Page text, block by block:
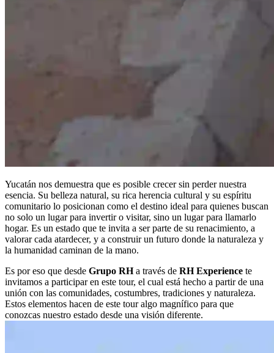
Yucatán nos demuestra que es posible crecer sin perder nuestra
esencia. Su belleza natural, su rica herencia cultural y su espíritu
comunitario lo posicionan como el destino ideal para quienes buscan
no solo un lugar para invertir o visitar, sino un lugar para llamarlo
hogar. Es un estado que te invita a ser parte de su renacimiento, a
valorar cada atardecer, y a construir un futuro donde la naturaleza y
la humanidad caminan de la mano.
Es por eso que desde Grupo RHa través de RH Experience te
invitamos a participar en este tour, el cual está hecho a partir de una
unión con las comunidades, costumbres, tradiciones y naturaleza.
Estos elementos hacen de este tour algo magnífico para que
conozcas nuestro estado desde una visión diferente.